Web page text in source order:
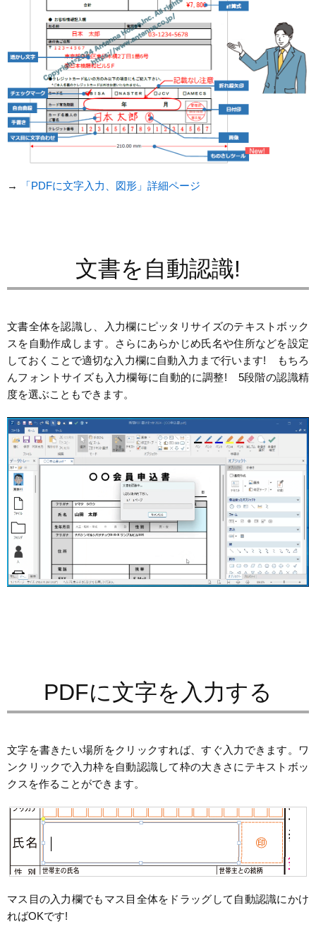
→ 「PDFに文字入力、図形」詳細ページ
文書を自動認識!
文書全体を認識し、入力欄にピッタリサイズのテキストボック
スを自動作成します。さらにあらかじめ氏名や住所などを設定
しておくことで適切な入力欄に自動入力まで行います! もちろ
んフォントサイズも入力欄毎に自動的に調整! 5段階の認識精
度を選ぶこともできます。
PDFに文字を入力する
文字を書きたい場所をクリックすれば、すぐ入力できます。ワ
ンクリックで入力枠を自動認識して枠の大きさにテキストボッ
クスを作ることができます。
マス目の入力欄でもマス目全体をドラッグして自動認識にかけ
ればOKです!